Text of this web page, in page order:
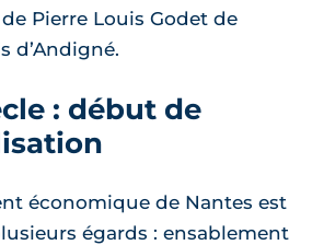
Pierre Louis Godet de
d’Andigné.
: début de
économique de Nantes est
égards : ensablement